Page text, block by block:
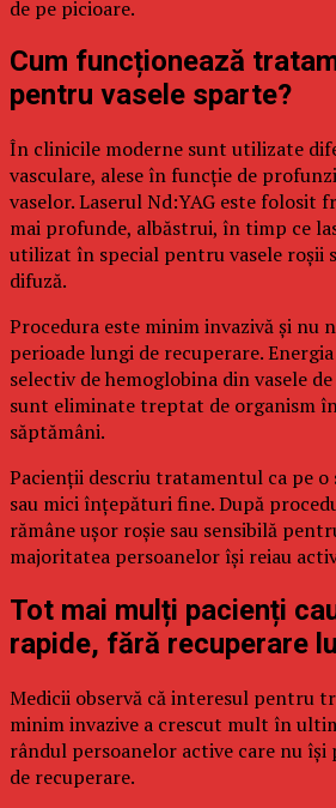
de pe picioare.
Cum funcționează
pentru vasele sparte?
În clinicile moderne sunt utilizate
vasculare, alese în funcție de
vaselor. Laserul Nd:YAG este folosit
mai profunde, albăstrui, în timp ce
utilizat în special pentru vasele roșii
difuză.
Procedura este minim invazivă și nu
perioade lungi de recuperare.
selectiv de hemoglobina din vasele
sunt eliminate treptat de organism
săptămâni.
Pacienții descriu tratamentul ca pe o
sau mici înțepături fine. După
rămâne ușor roșie sau sensibilă
majoritatea persoanelor își reiau
Tot mai mulți pacienți
rapide, fără recuperare
Medicii observă că interesul pentru
minim invazive a crescut mult în
rândul persoanelor active care nu
de recuperare.